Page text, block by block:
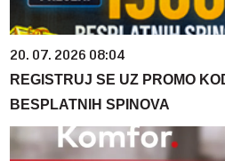
20. 07. 2026 08:04
REGISTRUJ SE UZ PROMO
BESPLATNIH SPINOVA